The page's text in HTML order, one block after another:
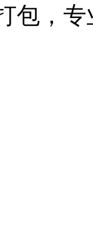
包，专